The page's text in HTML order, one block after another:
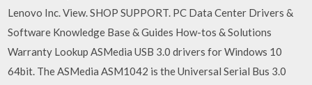
Lenovo Inc. View. SHOP SUPPORT. PC Data Center Drivers &
Software Knowledge Base & Guides How-tos & Solutions
Warranty Lookup ASMedia USB 3.0 drivers for Windows 10
64bit. The ASMedia ASM1042 is the Universal Serial Bus 3.0